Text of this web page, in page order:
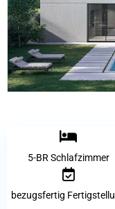
5-BR Schlafzimmer
bezugsfertig